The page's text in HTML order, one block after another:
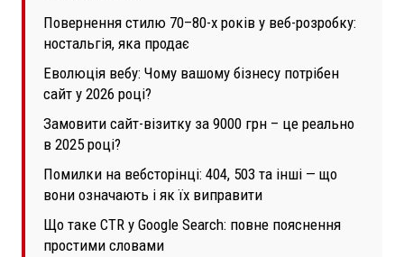
Повернення стилю 70–80-х років у веб-розробку:
ностальгія, яка продає
Еволюція вебу: Чому вашому бізнесу потрібен
сайт у 2026 році?
Замовити сайт-візитку за 9000 грн – це реально
в 2025 році?
Помилки на вебсторінці: 404, 503 та інші — що
вони означають і як їх виправити
Що таке CTR у Google Search: повне пояснення
простими словами